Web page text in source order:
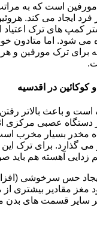
است که به
ایجاد می کند.
کمپ های ترک
می شود. اما متادون
ترک مورفین و
کوکائین در اقدسیه
و باعث بالاتر
دستگاه عصبی مرکزی
مخدر بسیار مخرب
گذارد. برای ترک این
زدایی آهسته هم باید
حس سرخوشی
مقادیر بیشتری از
بر سایر قسمت های بدن